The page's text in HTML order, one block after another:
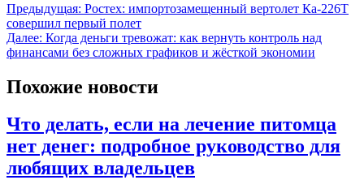
Предыдущая: Ростех: импортозамещенный вертолет Ка-226Т
совершил первый полет
Далее: Когда деньги тревожат: как вернуть контроль над
финансами без сложных графиков и жёсткой экономии
Похожие новости
Что делать, если на лечение питомца
нет денег: подробное руководство для
любящих владельцев